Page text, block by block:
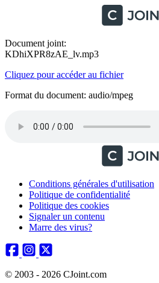
Document joint:
KDhiXPR8zAE_lv.mp3
Cliquez pour accéder au fichier
Format du document: audio/mpeg
Conditions générales d'utilisation
Politique de confidentialité
Politique des cookies
Signaler un contenu
Marre des virus?
© 2003 - 2026 CJoint.com